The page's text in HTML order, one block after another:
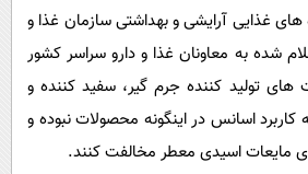
های غذایی آرایشی و بهداشتی سازمان غذا و
شده به معاونان غذا و دارو سراسر کشور
تولید کننده جرم گیر، سفید کننده و
اسانس در اینگونه محصولات نبوده و
مایعات اسیدی معطر مخالفت کنند.